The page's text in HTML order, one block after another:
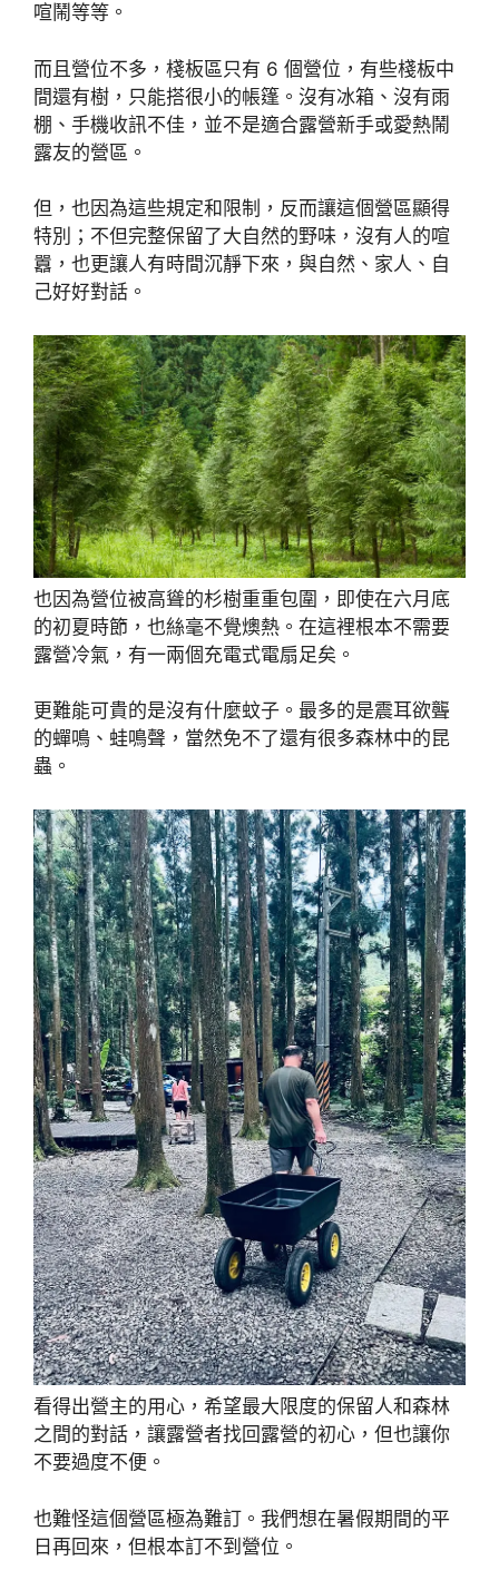
喧鬧等等。
而且營位不多，棧板區只有 6 個營位，有些棧板中
間還有樹，只能搭很小的帳篷。沒有冰箱、沒有雨
棚、手機收訊不佳，並不是適合露營新手或愛熱鬧
露友的營區。
但，也因為這些規定和限制，反而讓這個營區顯得
特別；不但完整保留了大自然的野味，沒有人的喧
囂，也更讓人有時間沉靜下來，與自然、家人、自
己好好對話。
也因為營位被高聳的杉樹重重包圍，即使在六月底
的初夏時節，也絲毫不覺燠熱。在這裡根本不需要
露營冷氣，有一兩個充電式電扇足矣。
更難能可貴的是沒有什麼蚊子。最多的是震耳欲聾
的蟬鳴、蛙鳴聲，當然免不了還有很多森林中的昆
蟲。
看得出營主的用心，希望最大限度的保留人和森林
之間的對話，讓露營者找回露營的初心，但也讓你
不要過度不便。
也難怪這個營區極為難訂。我們想在暑假期間的平
日再回來，但根本訂不到營位。